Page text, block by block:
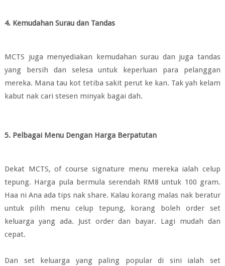
4. Kemudahan Surau dan Tandas
MCTS juga menyediakan kemudahan surau dan juga tandas
yang bersih dan selesa untuk keperluan para pelanggan
mereka. Mana tau kot tetiba sakit perut ke kan. Tak yah kelam
kabut nak cari stesen minyak bagai dah.
5. Pelbagai Menu Dengan Harga Berpatutan
Dekat MCTS, of course signature menu mereka ialah celup
tepung. Harga pula bermula serendah RM8 untuk 100 gram.
Haa ni Ana ada tips nak share. Kalau korang malas nak beratur
untuk pilih menu celup tepung, korang boleh order set
keluarga yang ada. Just order dan bayar. Lagi mudah dan
cepat.
Dan set keluarga yang paling popular di sini ialah set